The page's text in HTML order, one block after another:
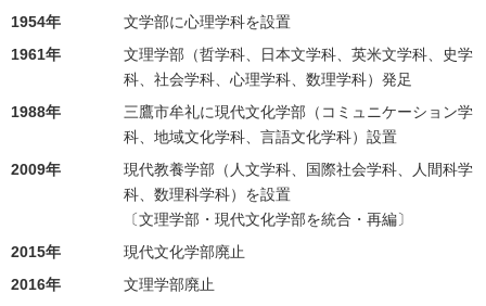
1954年
文学部に心理学科を設置
1961年
文理学部（哲学科、日本文学科、英米文学科、史学
科、社会学科、心理学科、数理学科）発足
1988年
三鷹市牟礼に現代文化学部（コミュニケーション学
科、地域文化学科、言語文化学科）設置
2009年
現代教養学部（人文学科、国際社会学科、人間科学
科、数理科学科）を設置
〔文理学部・現代文化学部を統合・再編〕
2015年
現代文化学部廃止
2016年
文理学部廃止